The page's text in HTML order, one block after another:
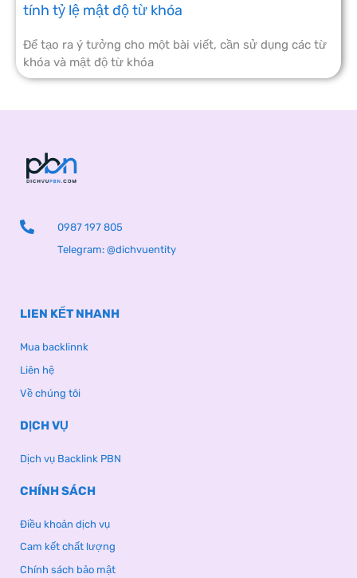
tính tỷ lệ mật độ từ khóa
Để tạo ra ý tưởng cho một bài viết, cần sử dụng các từ
khóa và mật độ từ khóa
0987 197 805
Telegram: @dichvuentity
LIEN KẾT NHANH
Mua backlinnk
Liên hệ
Về chúng tôi
DỊCH VỤ
Dịch vụ Backlink PBN
CHÍNH SÁCH
Điều khoản dịch vụ
Cam kết chất lượng
Chính sách bảo mật